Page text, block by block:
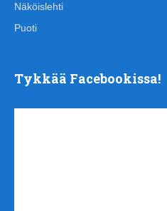
Näköislehti
Puoti
Tykkää Facebookissa!